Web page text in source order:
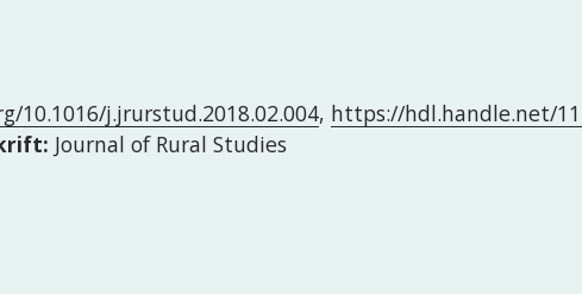
10.1016/j.jrurstud.2018.02.004, https://hdl.handle.net/
Journal of Rural Studies